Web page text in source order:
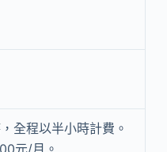
全程以半小時計費。
元/月。